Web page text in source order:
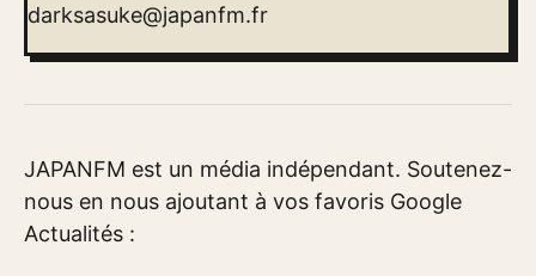
darksasuke@japanfm.fr
JAPANFM est un média indépendant. Soutenez-
nous en nous ajoutant à vos favoris Google
Actualités :